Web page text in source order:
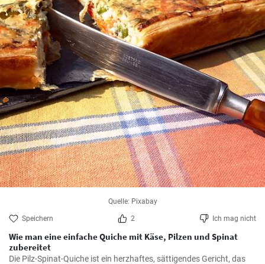
Quelle: Pixabay
Speichern 2 Ich mag nicht
Wie man eine einfache Quiche mit Käse, Pilzen und Spinat
zubereitet
Die Pilz-Spinat-Quiche ist ein herzhaftes, sättigendes Gericht, das